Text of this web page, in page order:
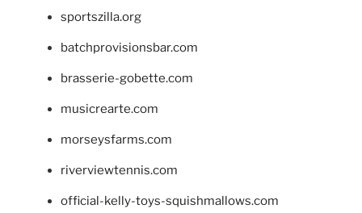
sportszilla.org
batchprovisionsbar.com
brasserie-gobette.com
musicrearte.com
morseysfarms.com
riverviewtennis.com
official-kelly-toys-squishmallows.com